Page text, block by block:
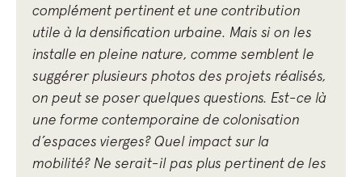
complément pertinent et une contribution
utile à la densification urbaine. Mais si on les
installe en pleine nature, comme semblent le
suggérer plusieurs photos des projets réalisés,
on peut se poser quelques questions. Est-ce là
une forme contemporaine de colonisation
d’espaces vierges? Quel impact sur la
mobilité? Ne serait-il pas plus pertinent de les